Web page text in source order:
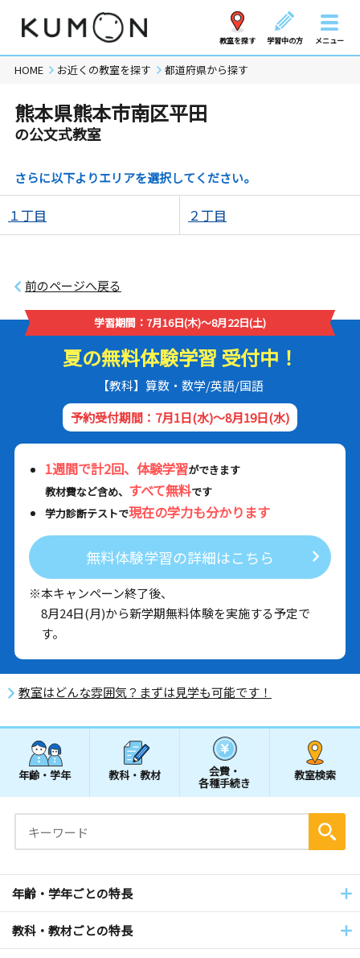
教室を探す 学習中の方 メニュー
HOME お近くの教室を探す 都道府県から探す
熊本県熊本市南区平田
の公文式教室
さらに以下よりエリアを選択してください。
１丁目 ２丁目
前のページへ戻る
学習期間：7月16日(木)～8月22日(土)
夏の無料体験学習 受付中！
【教科】算数・数学/英語/国語
予約受付期間：7月1日(水)～8月19日(水)
1週間で計2回、体験学習ができます
教材費など含め、 すべて無料です
学力診断テストで現在の学力も分かります
無料体験学習の詳細はこちら
※本キャンペーン終了後、
8月24日(月)から新学期無料体験を実施する予定で
す。
教室はどんな雰囲気？まずは見学も可能です！
年齢・学年 教科・教材 会費・
各種手続き
教室検索
年齢・学年ごとの特長
教科・教材ごとの特長